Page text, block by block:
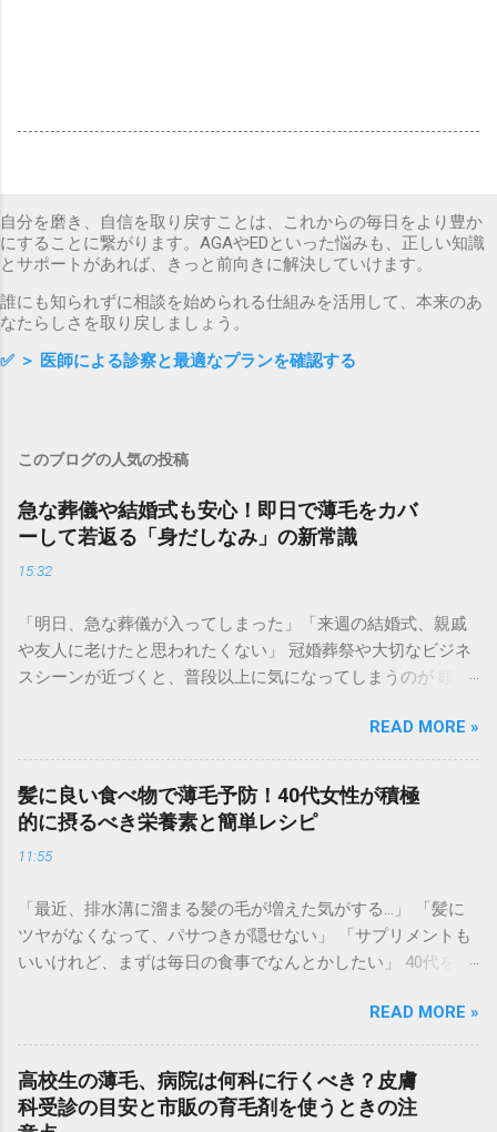
自分を磨き、自信を取り戻すことは、これからの毎日をより豊か
にすることに繋がります。AGAやEDといった悩みも、正しい知識
とサポートがあれば、きっと前向きに解決していけます。
誰にも知られずに相談を始められる仕組みを活用して、本来のあ
なたらしさを取り戻しましょう。
✅ ＞ 医師による診察と最適なプランを確認する
このブログの人気の投稿
急な葬儀や結婚式も安心！即日で薄毛をカバ
ーして若返る「身だしなみ」の新常識
15:32
「明日、急な葬儀が入ってしまった」「来週の結婚式、親戚
や友人に老けたと思われたくない」 冠婚葬祭や大切なビジネ
スシーンが近づくと、普段以上に気になってしまうのが 頭頂
見てショックを受けたり、お辞儀をする瞬間に「頭を見られ
ているかも」と不安になったりするのは、非常に辛いもので
す。育毛には時間がかかりますが、冠婚葬祭は待ってくれま
せん。 実は、現代の「大人の身だしなみ」として、 即日で薄
毛をカバーして若々しい印象を取り戻すテクニック が定着し
つつあります。マナーとしての清潔感を整え、自信を持って
す。 なぜ冠婚葬祭では「薄毛カバー」が重要なのか？ 冠婚葬
祭は、久々に会う親戚や知人が一堂に会する場です。そこで
の第一印象は、その後のイメージに大きく影響を与えます。
肌の白さが強調されます。そのため、地肌の透けが普段より
も目立ってしまう傾向があります。 写真や動画に残る : 結婚
式などの慶事では、一生残る写真に記録されます。後で見返
したときに後悔しない準備が必要です。 清潔感とエチケット :
READ MORE »
髪に良い食べ物で薄毛予防！40代女性が積極
的に摂るべき栄養素と簡単レシピ
11:55
「最近、排水溝に溜まる髪の毛が増えた気がする…」 「髪に
ツヤがなくなって、パサつきが隠せない」 「サプリメントも
いいけれど、まずは毎日の食事でなんとかしたい」 40代を迎
す。実は、髪は「血余（けつよ）」とも呼ばれ、体内の栄養
が十分に行き渡った後、最後に余った栄養で作られる場所。
つまり、**髪の悩みは「体からの栄養不足のサイン」**かも
しれません。 高級なシャンプーや育毛剤を使う前に、まずは
体の中から「髪の材料」を届けてあげることが、根本的な薄
READ MORE »
高校生の薄毛、病院は何科に行くべき？皮膚
科受診の目安と市販の育毛剤を使うときの注